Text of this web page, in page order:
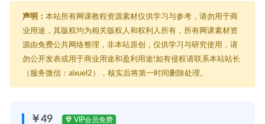
声明： 本站所有网课教程资源素材仅供学习与参考，请勿用于商
业用途，其版权均为相关版权人和权利人所有，所有网课素材资
源由免费公共网络整理，非本站原创，仅供学习与研究使用，请
勿公开发表或用于商业用途和盈利用途!如有侵权请联系本站站长
（服务微信：aixuel2），核实后将第一时间删除处理。
￥49 VIP会员免费